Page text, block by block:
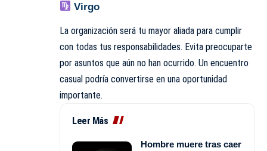
Virgo
La organización será tu mayor aliada para cumplir
con todas tus responsabilidades. Evita preocuparte
por asuntos que aún no han ocurrido. Un encuentro
casual podría convertirse en una oportunidad
importante.
Leer Más
Hombre muere tras caer